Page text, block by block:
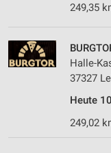
249,35
Halle-
37327
Heute
249,02